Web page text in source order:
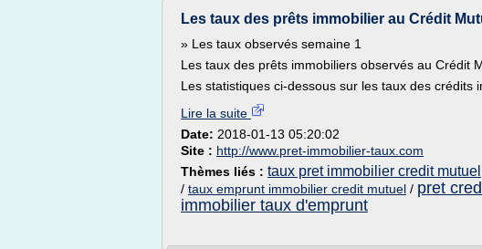
Les taux des prêts immobilier au Crédit
» Les taux observés semaine 1
Les taux des prêts immobiliers observés au Crédit
Les statistiques ci-dessous sur les taux des crédits
Lire la suite
Date: 2018-01-13 05:20:02
Site : http://www.pret-immobilier-taux.com
Thèmes liés : taux pret immobilier credit mutuel
/ taux emprunt immobilier credit mutuel / pret
immobilier taux d'emprunt